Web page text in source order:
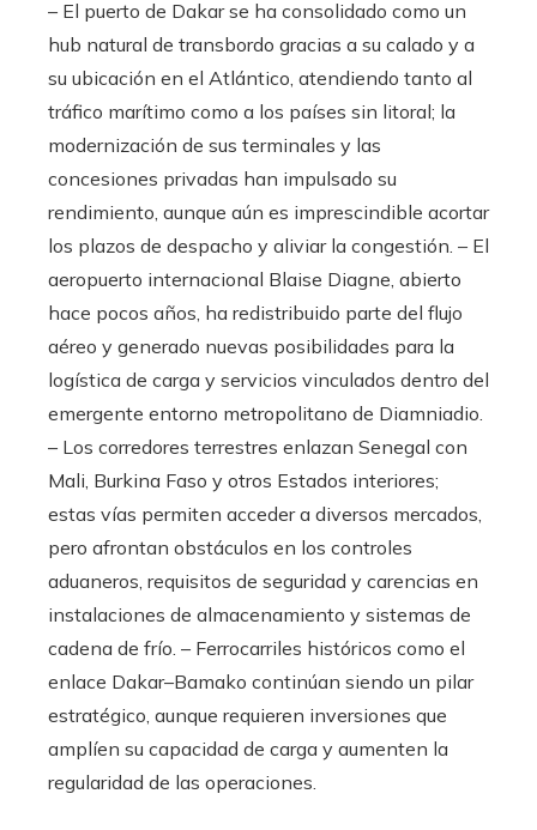
– El puerto de Dakar se ha consolidado como un
hub natural de transbordo gracias a su calado y a
su ubicación en el Atlántico, atendiendo tanto al
tráfico marítimo como a los países sin litoral; la
modernización de sus terminales y las
concesiones privadas han impulsado su
rendimiento, aunque aún es imprescindible acortar
los plazos de despacho y aliviar la congestión. – El
aeropuerto internacional Blaise Diagne, abierto
hace pocos años, ha redistribuido parte del flujo
aéreo y generado nuevas posibilidades para la
logística de carga y servicios vinculados dentro del
emergente entorno metropolitano de Diamniadio.
– Los corredores terrestres enlazan Senegal con
Mali, Burkina Faso y otros Estados interiores;
estas vías permiten acceder a diversos mercados,
pero afrontan obstáculos en los controles
aduaneros, requisitos de seguridad y carencias en
instalaciones de almacenamiento y sistemas de
cadena de frío. – Ferrocarriles históricos como el
enlace Dakar–Bamako continúan siendo un pilar
estratégico, aunque requieren inversiones que
amplíen su capacidad de carga y aumenten la
regularidad de las operaciones.